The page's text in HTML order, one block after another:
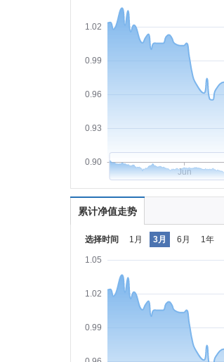
0.90
0.93
0.96
0.99
1.02
Jun
累计净值走势
选择时间 1月 3月 6月 1年
0.99
1.02
1.05